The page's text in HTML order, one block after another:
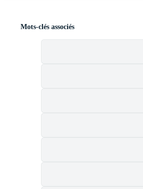
Mots-clés associés